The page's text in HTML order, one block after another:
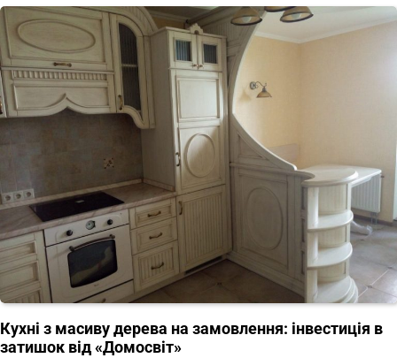
Кухні з масиву дерева на замовлення: інвестиція в
затишок від «Домосвіт»